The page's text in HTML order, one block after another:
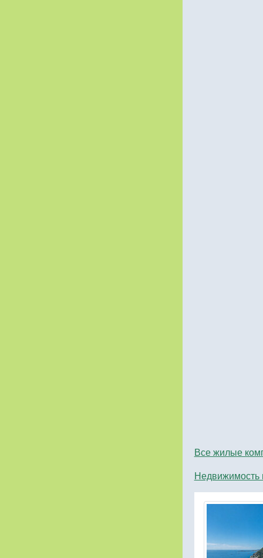
Все жилые
Недвижимость